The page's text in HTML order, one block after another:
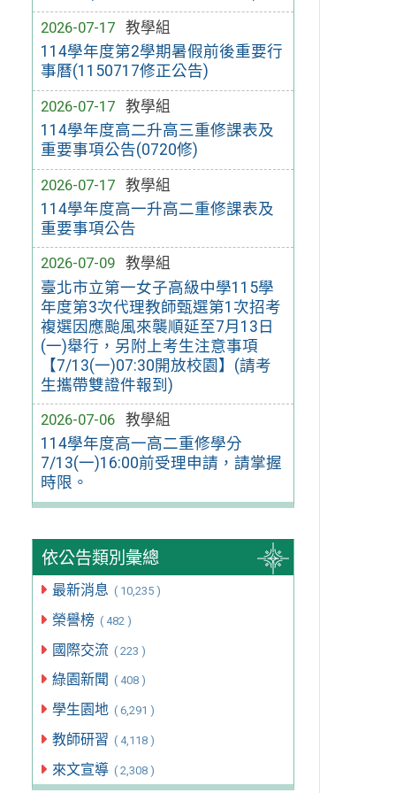
2026-07-17
教學組
114學年度第2學期暑假前後重要行
事曆(1150717修正公告)
2026-07-17
教學組
114學年度高二升高三重修課表及
重要事項公告(0720修)
2026-07-17
教學組
114學年度高一升高二重修課表及
重要事項公告
2026-07-09
教學組
臺北市立第一女子高級中學115學
年度第3次代理教師甄選第1次招考
複選因應颱風來襲順延至7月13日
(一)舉行，另附上考生注意事項
【7/13(一)07:30開放校園】(請考
生攜帶雙證件報到)
2026-07-06
教學組
114學年度高一高二重修學分
7/13(一)16:00前受理申請，請掌握
時限。
依公告類別彙總
最新消息 ( 10,235 )
榮譽榜 ( 482 )
國際交流 ( 223 )
綠園新聞 ( 408 )
學生園地 ( 6,291 )
教師研習 ( 4,118 )
來文宣導 ( 2,308 )